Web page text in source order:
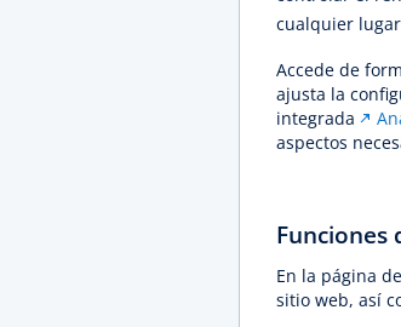
cualquier
Accede de
ajusta la
integrada
aspectos
Funciones
En la página
sitio web, así